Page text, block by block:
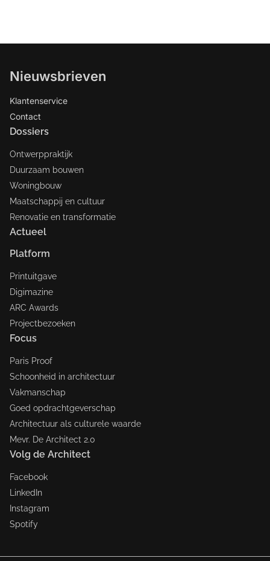
Nieuwsbrieven
Klantenservice
Contact
Dossiers
Ontwerppraktijk
Duurzaam bouwen
Woningbouw
Maatschappij en cultuur
Renovatie en transformatie
Actueel
Platform
Printuitgave
Digimazine
ARC Awards
Projectbezoeken
Focus
Paris Proof
Schoonheid in architectuur
Vakmanschap
Goed opdrachtgeverschap
Architectuur als culturele waarde
Mevr. De Architect 2.0
Volg de Architect
Facebook
LinkedIn
Instagram
Spotify